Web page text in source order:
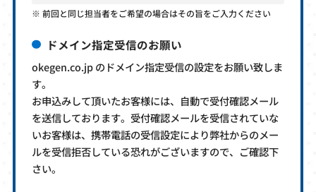
前回と同じ担当者をご希望の場合はその旨をご入力ください
ドメイン指定受信のお願い
okegen.co.jp のドメイン指定受信の設定をお願い致しま
す。
お申込みして頂いたお客様には、自動で受付確認メール
を送信しております。受付確認メールを受信されていな
いお客様は、携帯電話の受信設定により弊社からのメー
ルを受信拒否している恐れがございますので、ご確認下
さい。